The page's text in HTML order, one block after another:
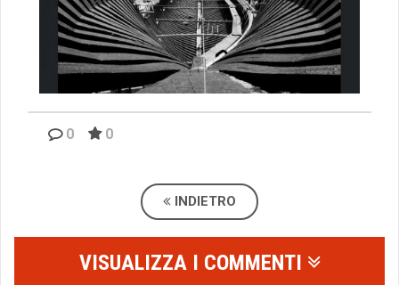
0 0
INDIETRO
VISUALIZZA I COMMENTI